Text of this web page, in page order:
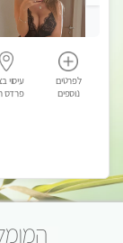
לפרטים
נוספים
עיסוי
פרדס